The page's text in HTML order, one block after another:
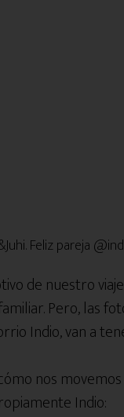
Feliz pareja
de nuestro
Pero, las
Indio, van a
nos
Indio: